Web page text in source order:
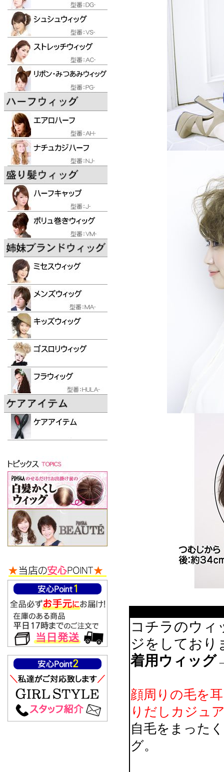
コチラのウィ
ジをしており
着用ウィッグ
顔周りの毛を
りだしカジュ
自毛をまった
グ。